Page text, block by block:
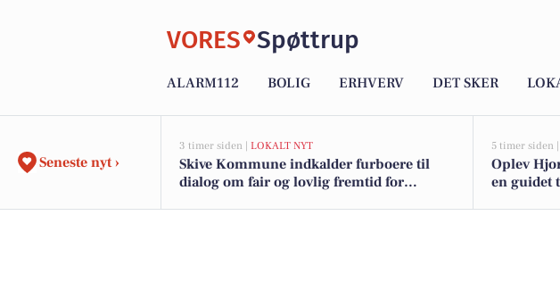
VORES Spøttrup
ALARM112 BOLIG ERHVERV DET SKER
Seneste nyt ›
3 timer siden | LOKALT NYT
Skive Kommune indkalder furboere til
dialog om fair og lovlig fremtid for
5 timer siden |
Oplev
en guidet